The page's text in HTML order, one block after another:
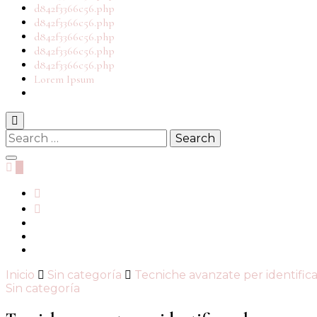
d842f3366c56.php
d842f3366c56.php
d842f3366c56.php
d842f3366c56.php
d842f3366c56.php
Lorem Ipsum
Search
for:
Inicio Sin categoría
Tecniche avanzate per
Sin categoría